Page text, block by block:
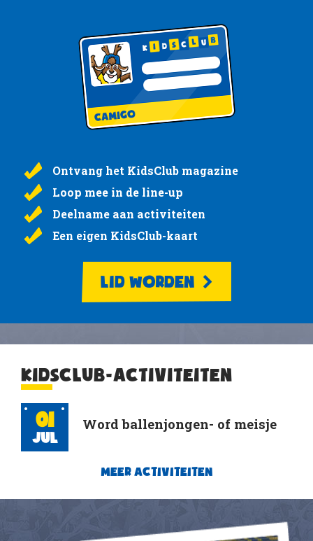
Ontvang het KidsClub magazine
Loop mee in de line-up
Deelname aan activiteiten
Een eigen KidsClub-kaart
LID WORDEN
KIDSCLUB-ACTIVITEITEN
01
Jul
Word ballenjongen- of meisje
MEER ACTIVITEITEN